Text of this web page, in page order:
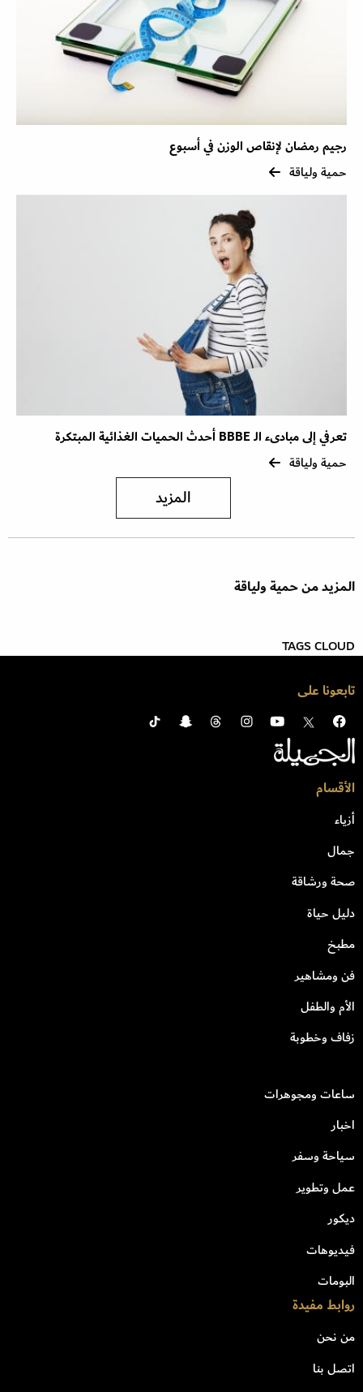
رجيم رمضان لإنقاص الوزن في أسبوع
حمية ولياقة
تعرفي إلى مبادىء الـ BBBE أحدث الحميات الغذائية المبتكرة
حمية ولياقة
المزيد
المزيد من حمية ولياقة
TAGS CLOUD
تابعونا على
الأقسام
أزياء
جمال
صحة ورشاقة
دليل حياة
مطبخ
فن ومشاهير
الأم والطفل
زفاف وخطوبة
ساعات ومجوهرات
اخبار
سياحة وسفر
عمل وتطوير
ديكور
فيديوهات
البومات
روابط مفيدة
من نحن
اتصل بنا